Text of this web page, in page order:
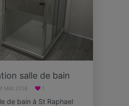
salle de bain
MAI 2018 1
de bain à St Raphael